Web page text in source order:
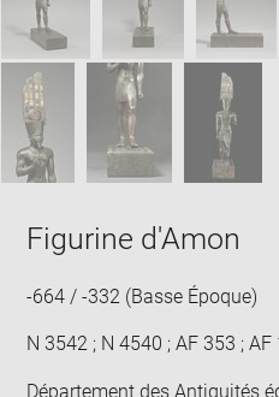
Figurine d'Amon
-664 / -332 (Basse Époque)
N 3542 ; N 4540 ; AF 353 ;
Département des Antiquités